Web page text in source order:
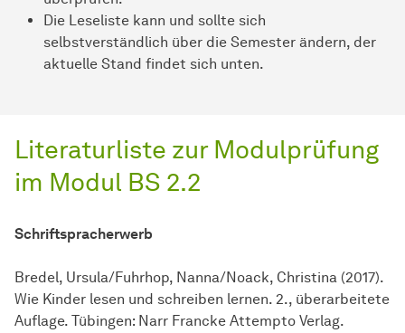
Die Leseliste kann und sollte sich
selbstverständlich über die Semester ändern, der
aktuelle Stand findet sich unten.
Literaturliste zur Modulprüfung
im Modul BS 2.2
Schriftspracherwerb
Bredel, Ursula/Fuhrhop, Nanna/Noack, Christina (2017).
Wie Kinder lesen und schreiben lernen. 2., überarbeitete
Auflage. Tübingen: Narr Francke Attempto Verlag.